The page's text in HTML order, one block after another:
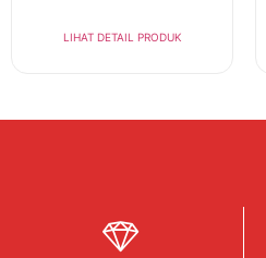
LIHAT DETAIL PRODUK